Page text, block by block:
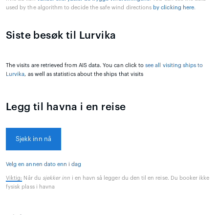
used by the algorithm to decide the safe wind directions by clicking here.
Siste besøk til Lurvika
The visits are retrieved from AIS data. You can click tosee all visiting ships to
Lurvika, as well as statistics about the ships that visits
Legg til havna i en reise
Sjekk inn nå
Velg en annen dato enn i dag
Viktig: Når du sjekker inn i en havn så legger du den til en reise. Du booker ikke
fysisk plass i havna